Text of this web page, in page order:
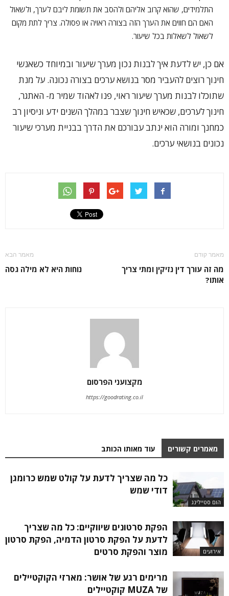
התלמידים, שהוא קרוב אליהם ולהסב את תשומת ליבם לערך, ולשאול
האם הם חווים את הערך הזה בצורה ראויה או פסולה. צריך לתת מקום
לשאול לשאלות בכל שיעור.
אם כן, יש לדעת איך לבנות נכון מערך שיעור ובמיוחד כשאנשי
חינוך רוצים להעביר מסר בנושא ערכים בצורה נכונה. על מנת
שתוכלו לבנות מערך שיעור ראוי, פנו לאהוד שמיר מ- האתגר,
חינוך לערכים, שכאיש חינוך שצבר במהלך השנים ידע וניסיון רב
כמחנך ומורה הוא ינתב עבורכם את הדרך בבניית מערכי שיעור
נכונים בנושאי ערכים.
מאמר קודם
מה זה עורך דין נזיקין ומתי צריך
אותו?
מאמר הבא
נוחות היא לא מילה גסה
מקצועני הפרסום
https://goodrating.co.il
מאמרים קשורים עוד מאותו הכותב
הום סטיילינג
כל מה שצריך לדעת על קולט שמש כרומגן
דודי שמש
אירועים
הפקת סרטונים שיווקיים: כל מה שצריך
לדעת על הפקת סרטון הדמיה, הפקת סרטון
מוצר והפקת סרטים
מרימים רגע של אושר: מארזי הקוקטיילים
של MUZA קוקטיילים